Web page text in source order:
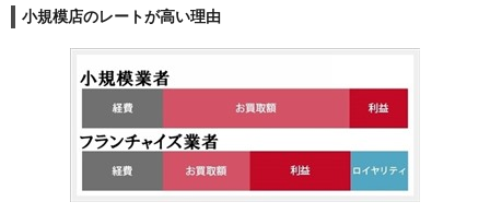
小規模店のレートが高い理由